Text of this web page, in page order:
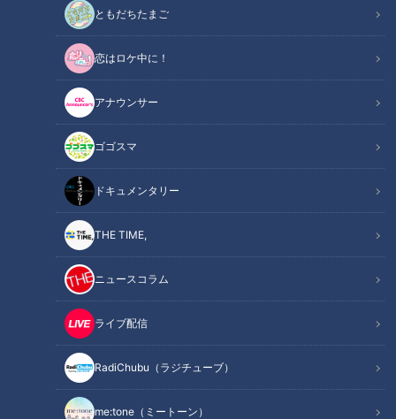
ともだちたまご
恋はロケ中に！
アナウンサー
ゴゴスマ
ドキュメンタリー
THE TIME,
ニュースコラム
ライブ配信
RadiChubu（ラジチューブ）
me:tone（ミートーン）
桜も咲いた沖縄の地で、新監督を迎えた中日ドラゴンズも開花
しようとしている。新たなリーダーである井上一樹監督によっ
て、２０２５年（令和７年）沖縄の北谷そして読谷、２つのキ
ャンプ地の空気は一変した。とにかく明るく元気だ。（敬称
関連リンク
レーザービームも【1分33秒～】
金丸へのバースデーソング
泥だらけのノックに酔う
オーラを醸し出す宏斗
福永と中田翔の打球
オススメ関連コンテンツ